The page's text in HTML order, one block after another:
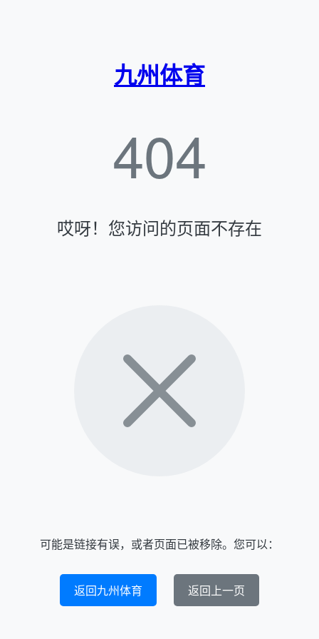
九州体育
404
哎呀！您访问的页面不存在
可能是链接有误，或者页面已被移除。您可以：
返回九州体育 返回上一页